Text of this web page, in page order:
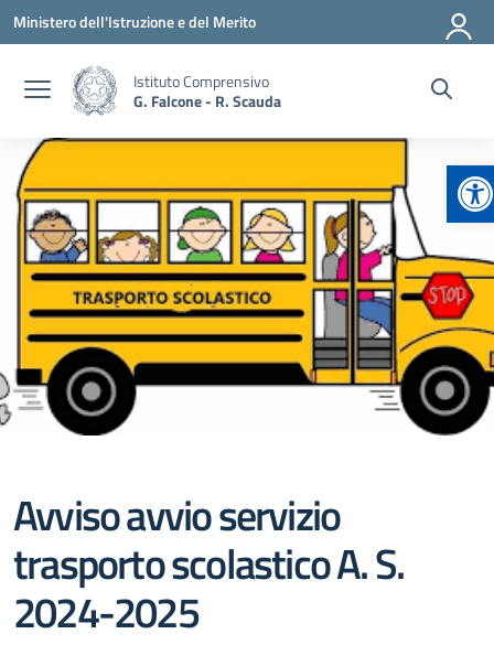
Vai ai contenuti
Vai al menu di navigazione
Vai al footer
Ministero dell'Istruzione e del Merito
Istituto Comprensivo
G. Falcone - R. Scauda
Avviso avvio servizio
trasporto scolastico A. S.
2024-2025